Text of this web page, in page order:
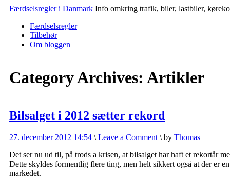
Færdselsregler i Danmark Info omkring trafik, biler, lastbiler,
Færdselsregler
Tilbehør
Om bloggen
Category Archives: Artikler
Bilsalget i 2012 sætter rekord
27. december 2012 14:54 \ Leave a Comment \ by Thomas
Det ser nu ud til, på trods a krisen, at bilsalget har haft et rekortår
Dette skyldes formentlig flere ting, men helt sikkert også at der er
markedet.